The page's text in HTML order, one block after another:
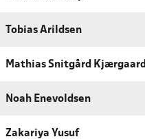
Tobias Arildsen
Mathias Snitgård Kjærgaard
Noah Enevoldsen
Zakariya Yusuf